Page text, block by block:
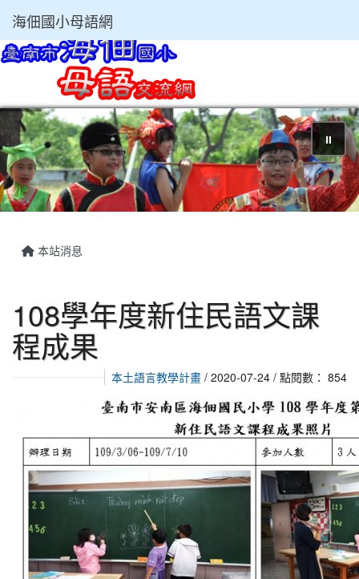
海佃國小母語網
⏸
本站消息
108學年度新住民語文課
程成果
本土語言教學計畫 / 2020-07-24 / 點閱數： 854